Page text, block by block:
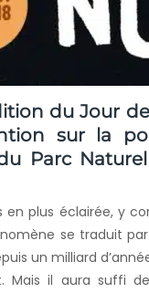
du Jour
sur la
Parc
en plus éclairée, y
se traduit
un milliard
il aura suffi de